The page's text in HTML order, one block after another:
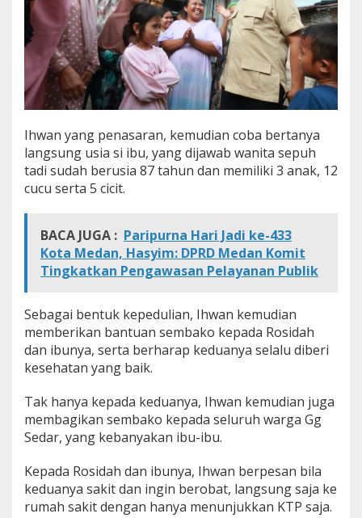
Ihwan yang penasaran, kemudian coba bertanya
langsung usia si ibu, yang dijawab wanita sepuh
tadi sudah berusia 87 tahun dan memiliki 3 anak, 12
cucu serta 5 cicit.
BACA JUGA : Paripurna Hari Jadi ke-433
Kota Medan, Hasyim: DPRD Medan Komit
Tingkatkan Pengawasan Pelayanan Publik
Sebagai bentuk kepedulian, Ihwan kemudian
memberikan bantuan sembako kepada Rosidah
dan ibunya, serta berharap keduanya selalu diberi
kesehatan yang baik.
Tak hanya kepada keduanya, Ihwan kemudian juga
membagikan sembako kepada seluruh warga Gg
Sedar, yang kebanyakan ibu-ibu.
Kepada Rosidah dan ibunya, Ihwan berpesan bila
keduanya sakit dan ingin berobat, langsung saja ke
rumah sakit dengan hanya menunjukkan KTP saja.